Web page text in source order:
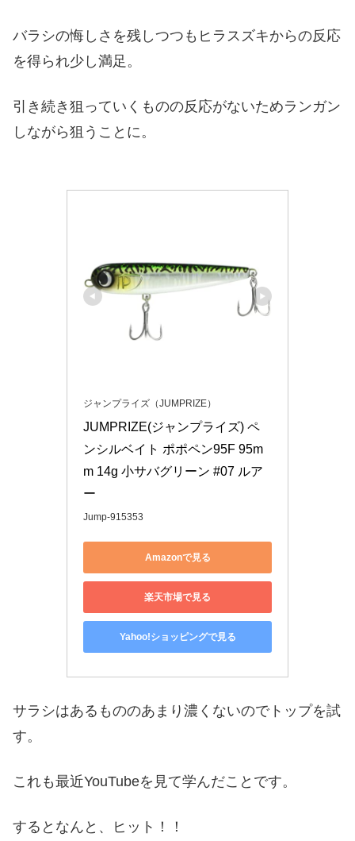
バラシの悔しさを残しつつもヒラスズキからの反応
を得られ少し満足。
引き続き狙っていくものの反応がないためランガン
しながら狙うことに。
ジャンプライズ（JUMPRIZE）
JUMPRIZE(ジャンプライズ) ペ
ンシルベイト ポポペン95F 95m
m 14g 小サバグリーン #07 ルア
ー
Jump-915353
Amazonで見る
楽天市場で見る
Yahoo!ショッピングで見る
サラシはあるもののあまり濃くないのでトップを試
す。
これも最近YouTubeを見て学んだことです。
するとなんと、ヒット！！